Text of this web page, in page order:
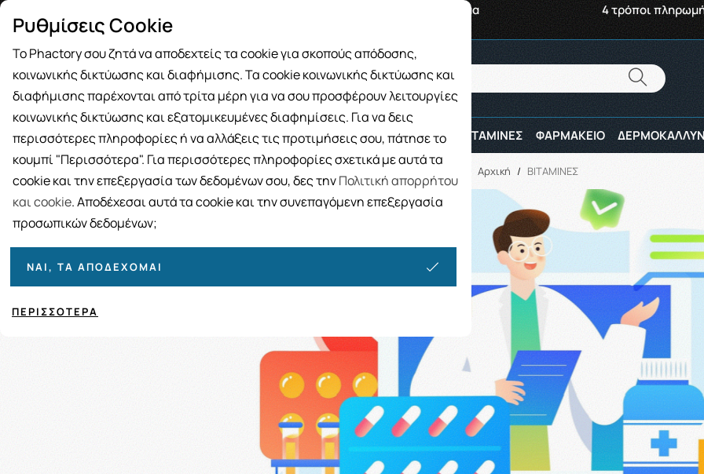
των 49€
Παραλαβή από το Κατάστημα 4 τρόποι
Αναζήτηση
BRANDS ΓΥΝΑΙΚΑ ΑΝΔΡΑΣ ΜΗΤΕΡΑ ΚΑΙ ΠΑΙΔΙ ΑΘΛΗΤΕΣ ΒΙΤΑΜΙΝΕΣ ΦΑΡΜΑΚΕΙΟ
Αναζήτηση
Αρχική / ΒΙΤΑΜΙΝΕΣ
Ρυθμίσεις Cookie
Το Phactory σου ζητά να αποδεχτείς τα cookie για σκοπούς απόδοσης,
κοινωνικής δικτύωσης και διαφήμισης. Τα cookie κοινωνικής δικτύωσης και
διαφήμισης παρέχονται από τρίτα μέρη για να σου προσφέρουν λειτουργίες
κοινωνικής δικτύωσης και εξατομικευμένες διαφημίσεις. Για να δεις
περισσότερες πληροφορίες ή να αλλάξεις τις προτιμήσεις σου, πάτησε το
κουμπί "Περισσότερα". Για περισσότερες πληροφορίες σχετικά με αυτά τα
cookie και την επεξεργασία των δεδομένων σου, δες τηνΠολιτική απορρήτου
και cookie. Αποδέχεσαι αυτά τα cookie και την συνεπαγόμενη επεξεργασία
προσωπικών δεδομένων;
ΝΑΙ, ΤΑ ΑΠΟΔΈΧΟΜΑΙ
ΠΕΡΙΣΣΌΤΕΡΑ